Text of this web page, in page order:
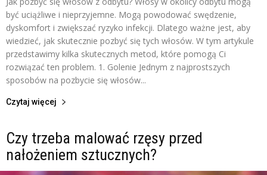
być uciążliwe i nieprzyjemne. Mogą powodować swędzenie,
dyskomfort i zwiększać ryzyko infekcji. Dlatego ważne jest, aby
wiedzieć, jak skutecznie pozbyć się tych włosów. W tym artykule
przedstawimy kilka skutecznych metod, które pomogą Ci
rozwiązać ten problem. 1. Golenie Jednym z najprostszych
sposobów na pozbycie się włosów...
Czytaj więcej
Czy trzeba malować rzęsy przed
nałożeniem sztucznych?